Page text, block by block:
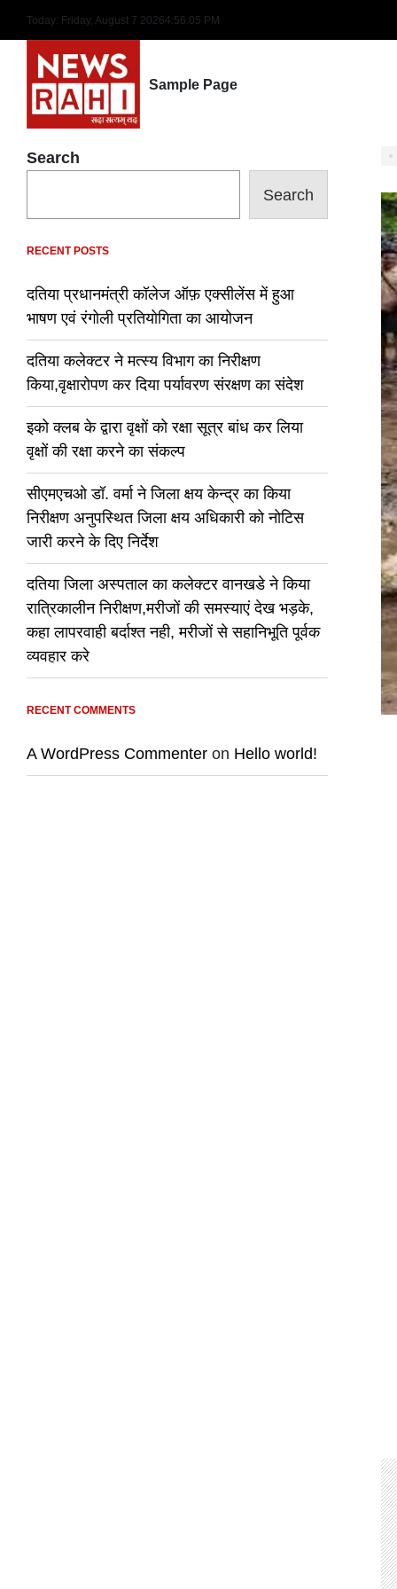
content
Today: Friday, August 7 20264:56:06 PM
Sample Page
Search
Search
RECENT POSTS
दतिया प्रधानमंत्री कॉलेज ऑफ़ एक्सीलेंस में हुआ
भाषण एवं रंगोली प्रतियोगिता का आयोजन
दतिया कलेक्टर ने मत्स्य विभाग का निरीक्षण
किया,वृक्षारोपण कर दिया पर्यावरण संरक्षण का संदेश
इको क्लब के द्वारा वृक्षों को रक्षा सूत्र बांध कर लिया
वृक्षों की रक्षा करने का संकल्प
सीएमएचओ डॉ. वर्मा ने जिला क्षय केन्द्र का किया
निरीक्षण अनुपस्थित जिला क्षय अधिकारी को नोटिस
जारी करने के दिए निर्देश
दतिया जिला अस्पताल का कलेक्टर वानखडे ने किया
रात्रिकालीन निरीक्षण,मरीजों की समस्याएं देख भड़के,
कहा लापरवाही बर्दाश्त नही, मरीजों से सहानिभूति पूर्वक
व्यवहार करे
RECENT COMMENTS
A WordPress Commenter on Hello world!